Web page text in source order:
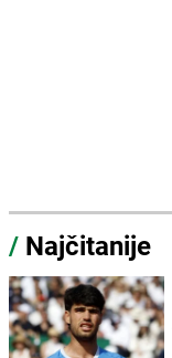
/ Najčitanije